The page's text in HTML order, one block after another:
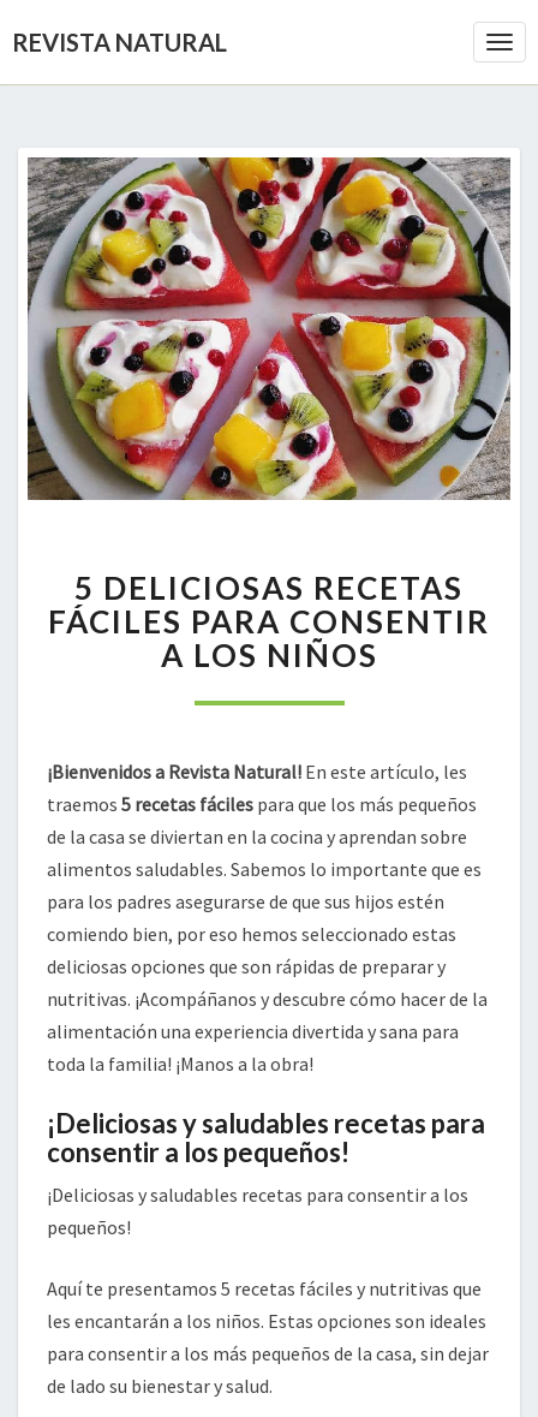
REVISTA NATURAL
DELICIOSAS
RECETAS
FÁCILES
PARA
NIÑOS
5 DELICIOSAS RECETAS
FÁCILES PARA CONSENTIR
A LOS NIÑOS
¡Bienvenidos a Revista Natural! En este artículo, les
traemos 5 recetas fáciles para que los más pequeños
de la casa se diviertan en la cocina y aprendan sobre
alimentos saludables. Sabemos lo importante que es
para los padres asegurarse de que sus hijos estén
comiendo bien, por eso hemos seleccionado estas
deliciosas opciones que son rápidas de preparar y
nutritivas. ¡Acompáñanos y descubre cómo hacer de la
alimentación una experiencia divertida y sana para
toda la familia! ¡Manos a la obra!
¡Deliciosas y saludables recetas para
consentir a los pequeños!
¡Deliciosas y saludables recetas para consentir a los
pequeños!
Aquí te presentamos 5 recetas fáciles y nutritivas que
les encantarán a los niños. Estas opciones son ideales
para consentir a los más pequeños de la casa, sin dejar
de lado su bienestar y salud.